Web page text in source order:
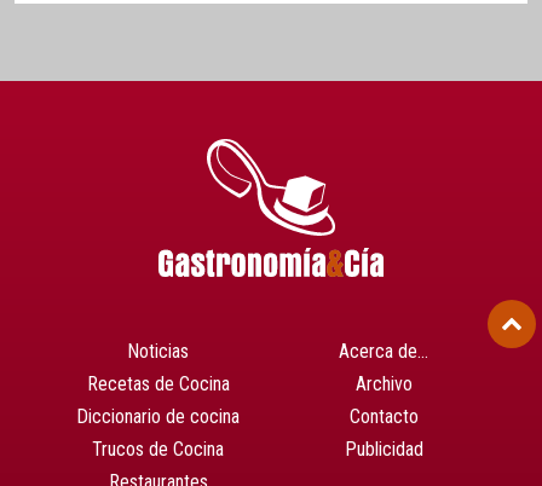
Noticias
Recetas de Cocina
Diccionario de cocina
Trucos de Cocina
Acerca de…
Archivo
Contacto
Publicidad